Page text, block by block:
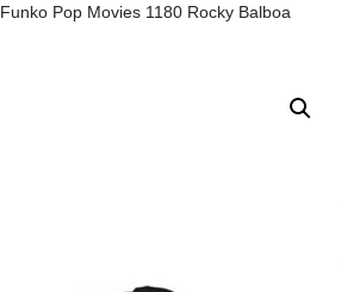
Funko Pop Movies 1180 Rocky Balboa